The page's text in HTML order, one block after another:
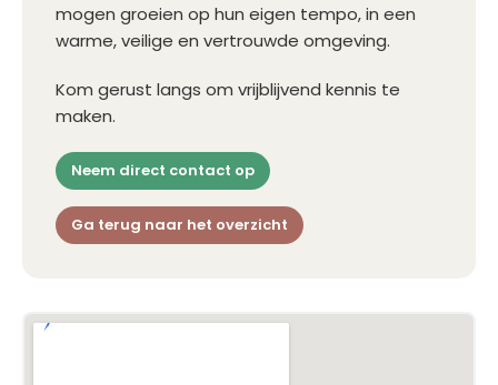
mogen groeien op hun eigen tempo, in een
warme, veilige en vertrouwde omgeving.
Kom gerust langs om vrijblijvend kennis te
maken.
Neem direct contact op
Ga terug naar het overzicht